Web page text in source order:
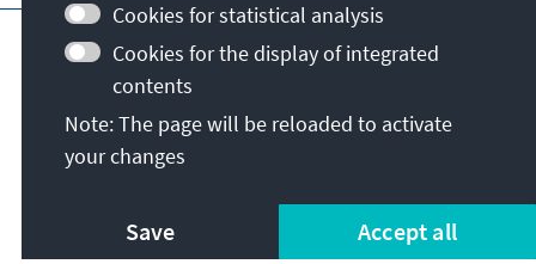
Main page of KAS
Data protection
Terms of use
Declaration on accessibility
Report an accessibility issue
General terms and conditions
© Konrad-Adenauer-Stiftung e.V. 2026
Cookies for statistical analysis
Cookies for the display of integrated
contents
Note: The page will be reloaded to activate
your changes
Save Accept all